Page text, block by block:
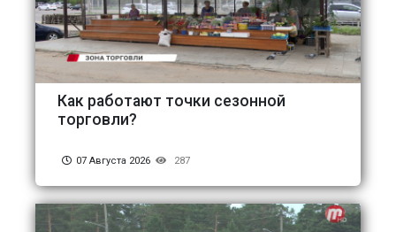
Как работают точки сезонной
торговли?
07 Августа 2026 287